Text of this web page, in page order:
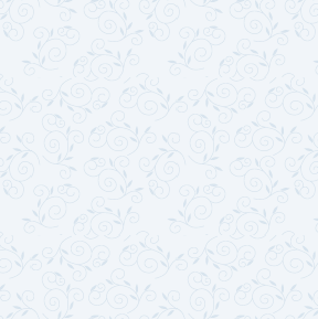
微硅粉 雷蒙磨 有机肥生产设备 游乐设施 有机肥生产线
混砂浆搅拌站
玻化微珠搅拌机 树枝粉碎机 秸秆揉丝机